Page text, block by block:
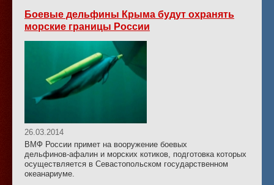
Боевые дельфины Крыма будут охранять
морские границы России
26.03.2014
ВМФ России примет на вооружение боевых
дельфинов-афалин и морских котиков, подготовка которых
осуществляется в Севастопольском государственном
океанариуме.